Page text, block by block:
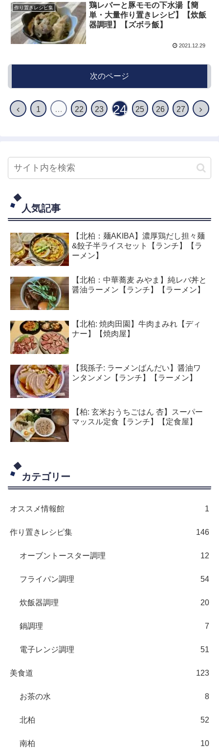
作り置きレシピ集
鶏レバーと豚モモの下水湯【簡
単・大量作り置きレシピ】【炊飯
器調理】【ズボラ飯】
2021.12.29
次のページ
1 … 22 23 24 25 26 27
人気記事
【北柏：麺AKIBA】濃厚鶏だし担々麺
&餃子半ライスセット【ランチ】【ラ
ーメン】
【北柏：中華蕎麦 みやま】純レバ丼と
醤油ラーメン【ランチ】【ラーメン】
【北柏: 焼肉田園】牛肉まみれ【ディ
ナー】【焼肉屋】
【我孫子: ラーメンばんだい】醤油ワ
ンタンメン【ランチ】【ラーメン】
【柏: 玄米おうちごはん 杏】スーパー
マッスル定食【ランチ】【定食屋】
カテゴリー
オススメ情報館 1
作り置きレシピ集 146
オーブントースター調理 12
フライパン調理 54
炊飯器調理 20
鍋調理 7
電子レンジ調理 51
美食道 123
お茶の水 8
北柏 52
南柏 10